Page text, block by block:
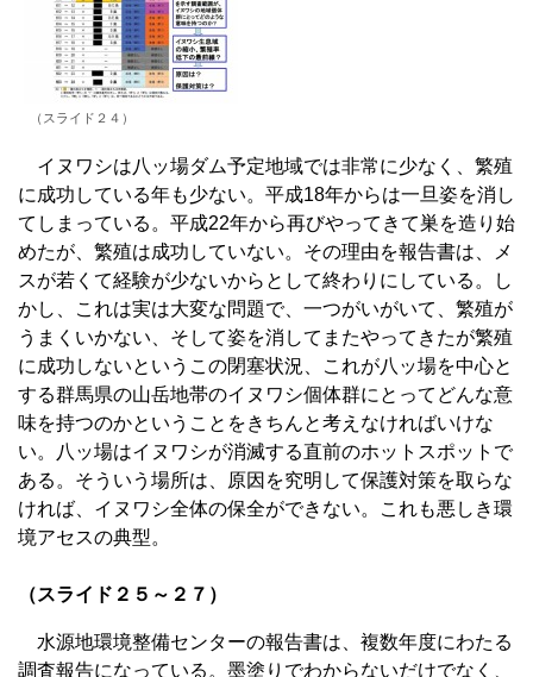
（スライド２４）
イヌワシは八ッ場ダム予定地域では非常に少なく、繁殖
に成功している年も少ない。平成18年からは一旦姿を消し
てしまっている。平成22年から再びやってきて巣を造り始
めたが、繁殖は成功していない。その理由を報告書は、メ
スが若くて経験が少ないからとして終わりにしている。し
かし、これは実は大変な問題で、一つがいがいて、繁殖が
うまくいかない、そして姿を消してまたやってきたが繁殖
に成功しないというこの閉塞状況、これが八ッ場を中心と
する群馬県の山岳地帯のイヌワシ個体群にとってどんな意
味を持つのかということをきちんと考えなければいけな
い。八ッ場はイヌワシが消滅する直前のホットスポットで
ある。そういう場所は、原因を究明して保護対策を取らな
ければ、イヌワシ全体の保全ができない。これも悪しき環
境アセスの典型。
（スライド２５～２７）
水源地環境整備センターの報告書は、複数年度にわたる
調査報告になっている。墨塗りでわからないだけでなく、